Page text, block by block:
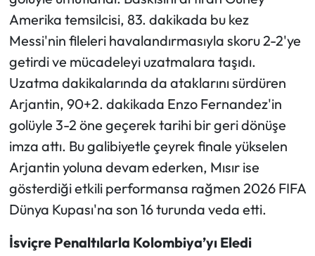
Amerika temsilcisi, 83. dakikada bu kez
Messi'nin fileleri havalandırmasıyla skoru 2-2'ye
getirdi ve mücadeleyi uzatmalara taşıdı.
Uzatma dakikalarında da ataklarını sürdüren
Arjantin, 90+2. dakikada Enzo Fernandez'in
golüyle 3-2 öne geçerek tarihi bir geri dönüşe
imza attı. Bu galibiyetle çeyrek finale yükselen
Arjantin yoluna devam ederken, Mısır ise
gösterdiği etkili performansa rağmen 2026 FIFA
Dünya Kupası'na son 16 turunda veda etti.
İsviçre Penaltılarla Kolombiya’yı Eledi